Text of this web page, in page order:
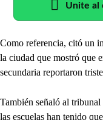
Unite al
Como referencia, citó un
la ciudad que mostró que
secundaria reportaron
También señaló al tribunal
las escuelas han tenido